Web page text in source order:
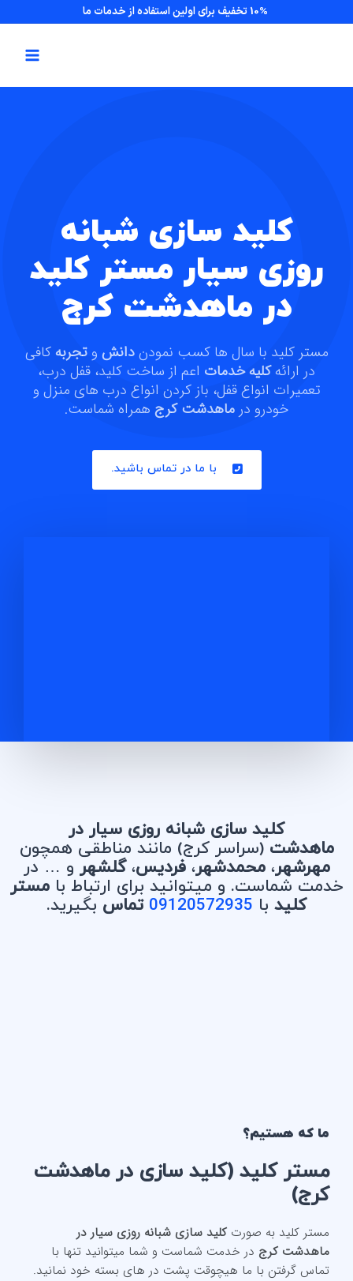
کلید سازی شبانه
روزی سیار مستر کلید
در ماهدشت کرج
مستر کلید با سال ها کسب نمودندانش وتجربهکافی
در ارائهکلیه خدمات اعم از ساخت کلید، قفل درب،
تعمیرات انواع قفل، باز کردن انواع درب های منزل و
خودرو در ماهدشت کرج همراه شماست.
با ما در تماس باشید.
کلید سازی شبانه روزی سیار در
ماهدشت(سراسر کرج) مانند مناطقی همچون
مهرشهر،محمدشهر،فردیس،گلشهر و … در
خدمت شماست. و میتوانید برای ارتباط بامستر
کلید با 09120572935 تماس بگیرید.
ما که هستیم؟
مستر کلید (کلید سازی در ماهدشت
کرج)
مستر کلید به صورت کلید سازی شبانه روزی سیار در
ماهدشت کرج در خدمت شماست و شما میتوانید تنها با
تماس گرفتن با ما هیچوقت پشت در های بسته خود نمانید.